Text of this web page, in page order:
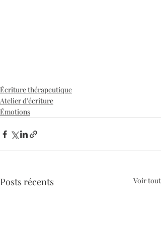
Écriture thérapeutique
Atelier d'écriture
Émotions
Posts récents Voir tout